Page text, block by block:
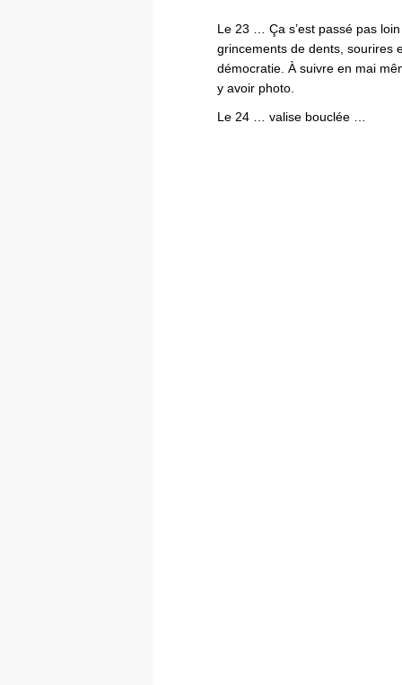
Le 23 … Ça s’est passé pas
grincements de dents, sourires
démocratie. À suivre en mai
y avoir photo.
Le 24 … valise bouclée …